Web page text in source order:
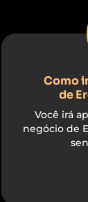
Como
de
Você irá
negócio de